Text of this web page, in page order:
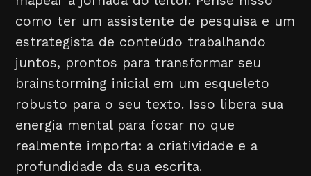
como ter um assistente de pesquisa e um
estrategista de conteúdo trabalhando
juntos, prontos para transformar seu
brainstorming inicial em um esqueleto
robusto para o seu texto. Isso libera sua
energia mental para focar no que
realmente importa: a criatividade e a
profundidade da sua escrita.